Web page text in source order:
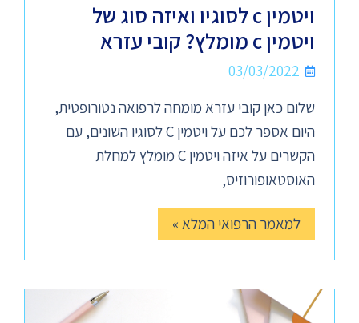
ויטמין c לסוגיו ואיזה סוג של
ויטמין c מומלץ? קובי עזרא
03/03/2022
שלום כאן קובי עזרא מומחה לרפואה נטורופטית,
היום אספר לכם על ויטמין C לסוגיו השונים, עם
הקשרים על איזה ויטמין C מומלץ למחלת
האוסטאופורוזיס,
למאמר הרפואי המלא »